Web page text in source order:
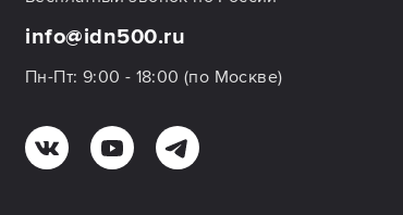
info@idn500.ru
Пн-Пт: 9:00 - 18:00 (по Москве)